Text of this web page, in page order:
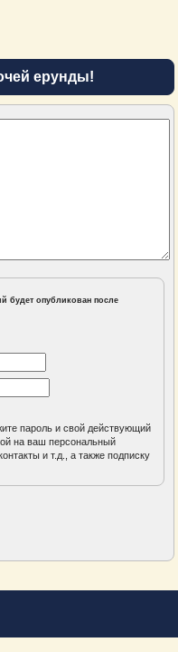
ерунды!
будет опубликован после
пароль и свой действующий
на ваш персональный
и т.д., а также подписку